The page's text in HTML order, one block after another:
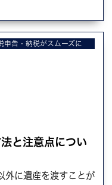
申告・納税がスムーズに
と注意点につい
外に遺産を渡すことが